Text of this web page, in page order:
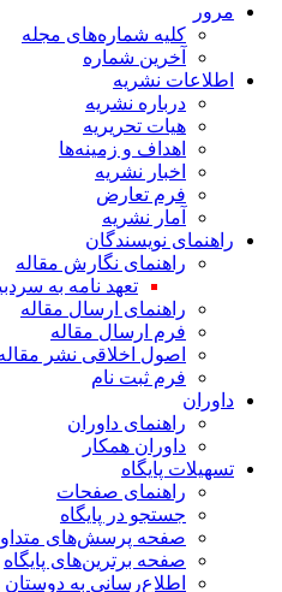
مرور
کلیه شماره‌های مجله
آخرین شماره
اطلاعات نشریه
درباره نشریه
هیات تحریریه
اهداف و زمینه‌ها
اخبار نشریه
فرم تعارض
آمار نشریه
راهنمای نویسندگان
راهنمای نگارش مقاله
تعهد نامه به سردبیر
راهنمای ارسال مقاله
فرم ارسال مقاله
اصول اخلاقی نشر مقاله
فرم ثبت نام
داوران
راهنمای داوران
داوران همکار
تسهیلات پایگاه
راهنمای صفحات
جستجو در پایگاه
صفحه پرسش‌های متداول
صفحه برترین‌های پایگاه
اطلاع‌رسانی به دوستان